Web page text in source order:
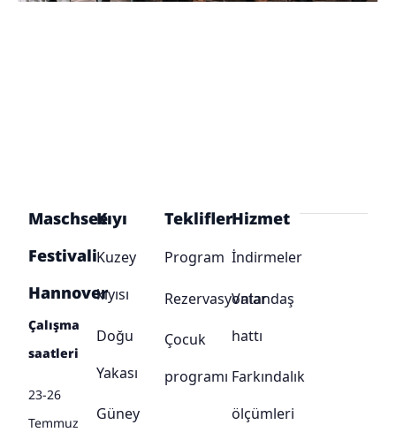
Maschsee
Festivali
Hannover
Çalışma
saatleri
23-26
Temmuz
Kıyı
Kuzey
kıyısı
Doğu
Yakası
Güney
Teklifler
Program
Rezervasyonlar
Çocuk
programı
Hizmet
İndirmeler
Vatandaş
hattı
Farkındalık
ölçümleri